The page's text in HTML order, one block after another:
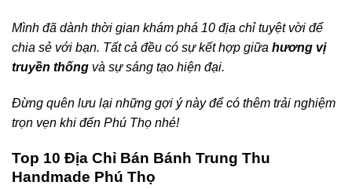
Mình đã dành thời gian khám phá 10 địa chỉ tuyệt vời để
chia sẻ với bạn. Tất cả đều có sự kết hợp giữa hương vị
truyền thống và sự sáng tạo hiện đại.
Đừng quên lưu lại những gợi ý này để có thêm trải nghiệm
trọn vẹn khi đến Phú Thọ nhé!
Top 10 Địa Chỉ Bán Bánh Trung Thu
Handmade Phú Thọ